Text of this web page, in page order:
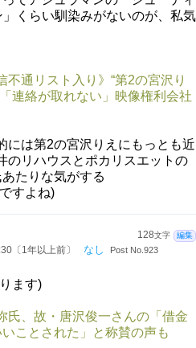
くらい馴染みがないのが、私気
不通リスト入り》“第2の宮沢り
連絡が取れない」映像権利会社
には第2の宮沢りえにもっとも近
のリハウスとポカリスエットの
たりな気がする
すよね)
128文字 編集
〔1年以上前〕 なし Post No.923
ます)
氏、故・唐沢俊一さんの「借金
ことされた」と称賛の声も